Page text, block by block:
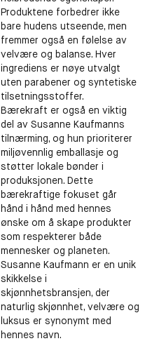
Produktene forbedrer ikke
bare hudens utseende, men
fremmer også en følelse av
velvære og balanse. Hver
ingrediens er nøye utvalgt
uten parabener og syntetiske
tilsetningsstoffer.
Bærekraft er også en viktig
del av Susanne Kaufmanns
tilnærming, og hun prioriterer
miljøvennlig emballasje og
støtter lokale bønder i
produksjonen. Dette
bærekraftige fokuset går
hånd i hånd med hennes
ønske om å skape produkter
som respekterer både
mennesker og planeten.
Susanne Kaufmann er en unik
skikkelse i
skjønnhetsbransjen, der
naturlig skjønnhet, velvære og
luksus er synonymt med
hennes navn.